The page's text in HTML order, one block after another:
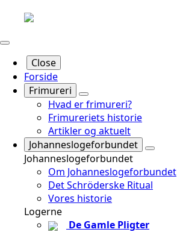
Close
Forside
Frimureri
Hvad er frimureri?
Frimureriets historie
Artikler og aktuelt
Johanneslogeforbundet
Johanneslogeforbundet
Om Johanneslogeforbundet
Det Schröderske Ritual
Vores historie
Logerne
De Gamle Pligter